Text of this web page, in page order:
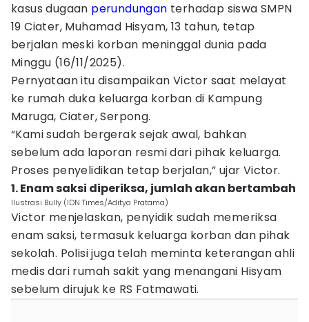
kasus dugaan perundungan terhadap siswa SMPN
19 Ciater, Muhamad Hisyam, 13 tahun, tetap
berjalan meski korban meninggal dunia pada
Minggu (16/11/2025).
Pernyataan itu disampaikan Victor saat melayat
ke rumah duka keluarga korban di Kampung
Maruga, Ciater, Serpong.
“Kami sudah bergerak sejak awal, bahkan
sebelum ada laporan resmi dari pihak keluarga.
Proses penyelidikan tetap berjalan,” ujar Victor.
1. Enam saksi diperiksa, jumlah akan bertambah
Ilustrasi Bully (IDN Times/Aditya Pratama)
Victor menjelaskan, penyidik sudah memeriksa
enam saksi, termasuk keluarga korban dan pihak
sekolah. Polisi juga telah meminta keterangan ahli
medis dari rumah sakit yang menangani Hisyam
sebelum dirujuk ke RS Fatmawati.